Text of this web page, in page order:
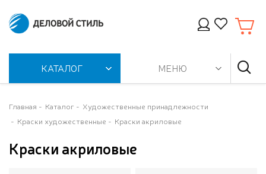
КАТАЛОГ МЕНЮ
Главная Каталог
Художественные принадлежности
Краски художественные
Краски акриловые
Краски акриловые